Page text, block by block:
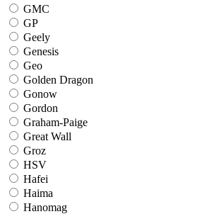
GMC
GP
Geely
Genesis
Geo
Golden Dragon
Gonow
Gordon
Graham-Paige
Great Wall
Groz
HSV
Hafei
Haima
Hanomag